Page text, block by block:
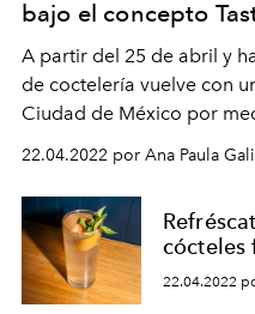
bajo el concepto
A partir del 25 de abril y
de coctelería vuelve con
Ciudad de México por
22.04.2022 por Ana Paula
cócteles
22.04.2022